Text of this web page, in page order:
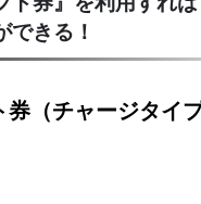
できる！
（チャージタイプ